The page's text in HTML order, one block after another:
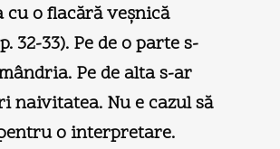
cu o flacără veşnică
32-33). Pe de o parte s-
Pe de alta s-ar
naivitatea. Nu e cazul să
o interpretare.